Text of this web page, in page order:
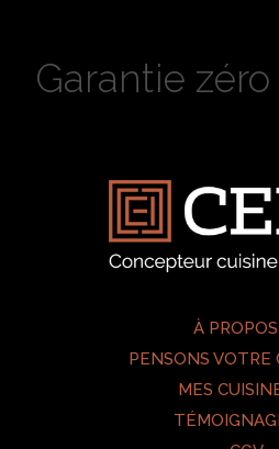
Garantie
À PROPOS
PENSONS VOTRE
MES